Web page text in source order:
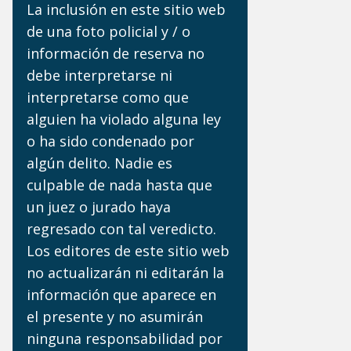
La inclusión en este sitio web
de una foto policial y / o
información de reserva no
debe interpretarse ni
interpretarse como que
alguien ha violado alguna ley
o ha sido condenado por
algún delito. Nadie es
culpable de nada hasta que
un juez o jurado haya
regresado con tal veredicto.
Los editores de este sitio web
no actualizarán ni editarán la
información que aparece en
el presente y no asumirán
ninguna responsabilidad por